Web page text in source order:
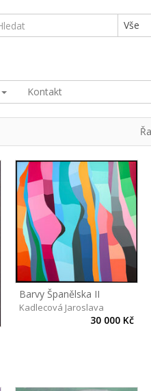
Vše
Kontakt
Barvy Španělska II
Kadlecová Jaroslava
30 000 Kč